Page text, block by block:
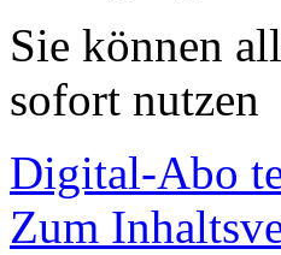
Sie können
sofort nutzen
Digital-Abo
Zum